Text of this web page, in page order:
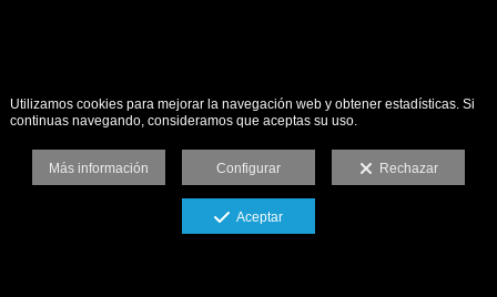
Utilizamos cookies para mejorar la navegación web y obtener estadísticas. Si
continuas navegando, consideramos que aceptas su uso.
Más información Configurar Rechazar
Aceptar